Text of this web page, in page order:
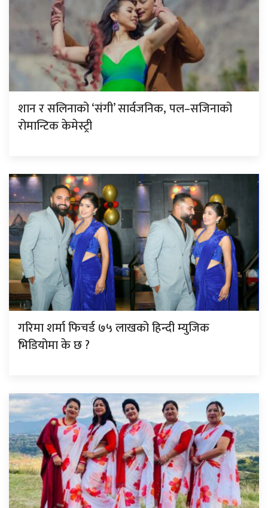
शान र सलिनाको ‘संगी’ सार्वजनिक, पल–सजिनाको
रोमान्टिक केमेस्ट्री
गरिमा शर्मा फिचर्ड ७५ लाखको हिन्दी म्युजिक
भिडियोमा के छ ?